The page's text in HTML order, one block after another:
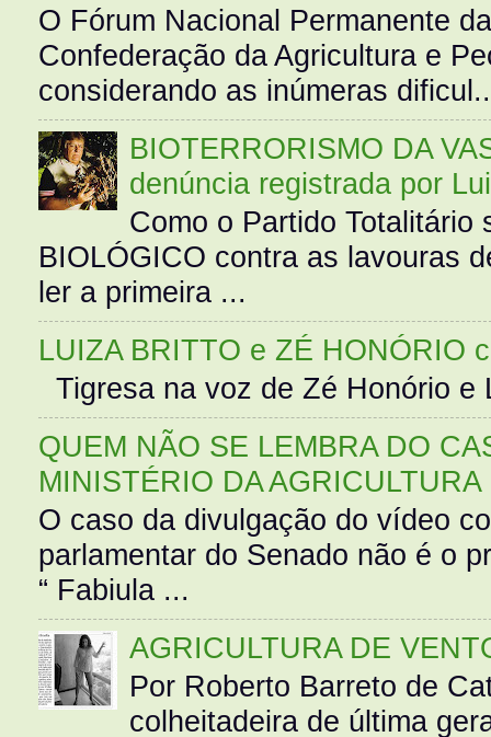
O Fórum Nacional Permanente
Confederação da Agricultura e
considerando as inúmeras
BIOTERRORISMO DA
denúncia registrada por
Como o Partido Totalitário
BIOLÓGICO contra as lavouras
ler a primeira ...
LUIZA BRITTO e ZÉ HONÓRIO
Tigresa na voz de Zé Honório
QUEM NÃO SE LEMBRA DO
MINISTÉRIO DA AGRICULTURA
O caso da divulgação do vídeo
parlamentar do Senado não é o
“ Fabiula ...
AGRICULTURA DE
Por Roberto Barreto de
colheitadeira de última